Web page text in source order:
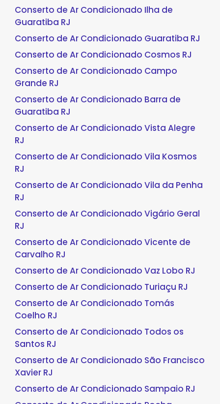
Conserto de Ar Condicionado Ilha de
Guaratiba RJ
Conserto de Ar Condicionado Guaratiba RJ
Conserto de Ar Condicionado Cosmos RJ
Conserto de Ar Condicionado Campo
Grande RJ
Conserto de Ar Condicionado Barra de
Guaratiba RJ
Conserto de Ar Condicionado Vista Alegre
RJ
Conserto de Ar Condicionado Vila Kosmos
RJ
Conserto de Ar Condicionado Vila da Penha
RJ
Conserto de Ar Condicionado Vigário Geral
RJ
Conserto de Ar Condicionado Vicente de
Carvalho RJ
Conserto de Ar Condicionado Vaz Lobo RJ
Conserto de Ar Condicionado Turiaçu RJ
Conserto de Ar Condicionado Tomás
Coelho RJ
Conserto de Ar Condicionado Todos os
Santos RJ
Conserto de Ar Condicionado São Francisco
Xavier RJ
Conserto de Ar Condicionado Sampaio RJ